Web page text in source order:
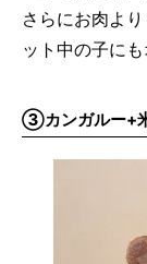
さらにお肉よ
ット中の子にも
③カンガルー+